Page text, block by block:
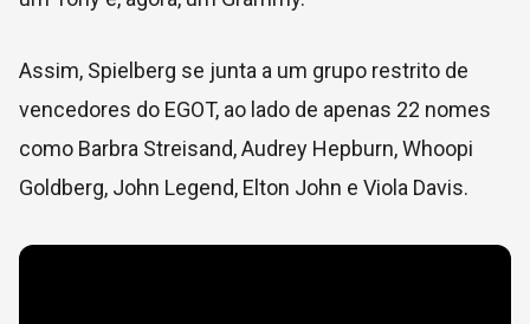
Assim, Spielberg se junta a um grupo restrito de
vencedores do EGOT, ao lado de apenas 22 nomes
como Barbra Streisand, Audrey Hepburn, Whoopi
Goldberg, John Legend, Elton John e Viola Davis.